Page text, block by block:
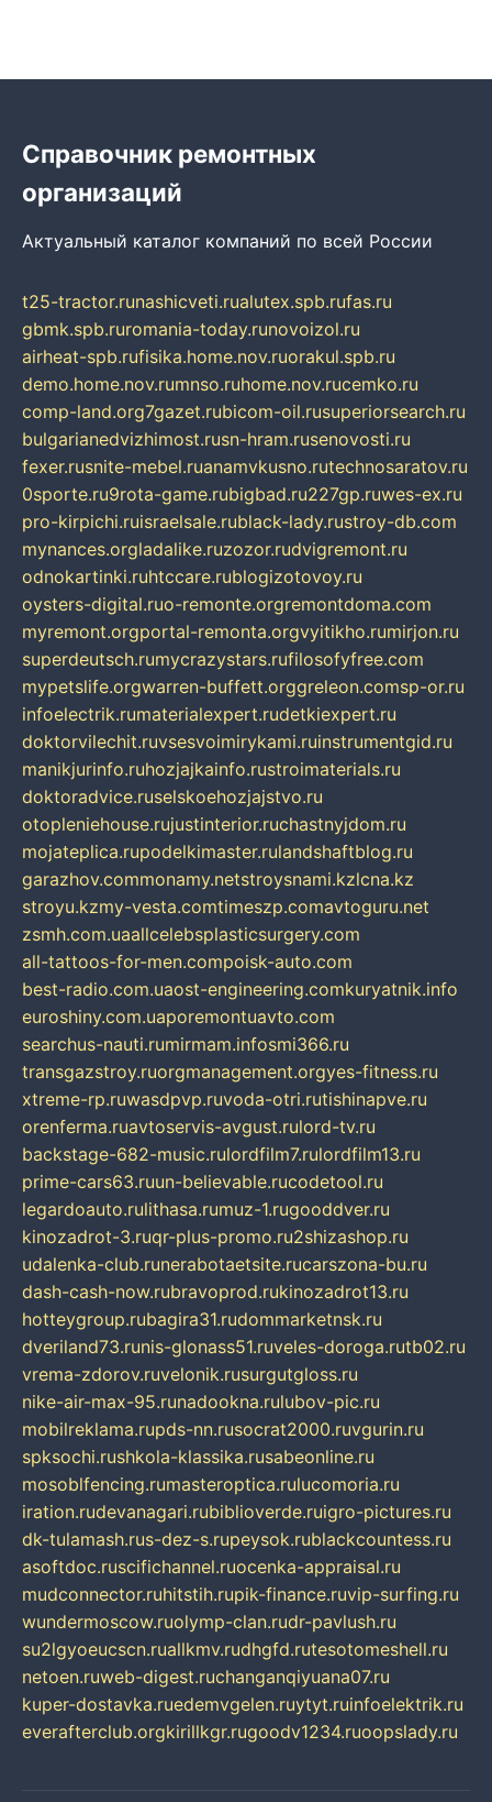
Справочник ремонтных
организаций
Актуальный каталог компаний по всей России
t25-tractor.runashicveti.rualutex.spb.rufas.ru
gbmk.spb.ruromania-today.runovoizol.ru
airheat-spb.rufisika.home.nov.ruorakul.spb.ru
demo.home.nov.rumnso.ruhome.nov.rucemko.ru
comp-land.org7gazet.rubicom-oil.rusuperiorsearch.ru
bulgarianedvizhimost.rusn-hram.rusenovosti.ru
fexer.rusnite-mebel.ruanamvkusno.rutechnosaratov.ru
0sporte.ru9rota-game.rubigbad.ru227gp.ruwes-ex.ru
pro-kirpichi.ruisraelsale.rublack-lady.rustroy-db.com
mynances.orgladalike.ruzozor.rudvigremont.ru
odnokartinki.ruhtccare.rublogizotovoy.ru
oysters-digital.ruo-remonte.orgremontdoma.com
myremont.orgportal-remonta.orgvyitikho.rumirjon.ru
superdeutsch.rumycrazystars.rufilosofyfree.com
mypetslife.orgwarren-buffett.orggreleon.comsp-or.ru
infoelectrik.rumaterialexpert.rudetkiexpert.ru
doktorvilechit.ruvsesvoimirykami.ruinstrumentgid.ru
manikjurinfo.ruhozjajkainfo.rustroimaterials.ru
doktoradvice.ruselskoehozjajstvo.ru
otopleniehouse.rujustinterior.ruchastnyjdom.ru
mojateplica.rupodelkimaster.rulandshaftblog.ru
garazhov.commonamy.netstroysnami.kzlcna.kz
stroyu.kzmy-vesta.comtimeszp.comavtoguru.net
zsmh.com.uaallcelebsplasticsurgery.com
all-tattoos-for-men.compoisk-auto.com
best-radio.com.uaost-engineering.comkuryatnik.info
euroshiny.com.uaporemontuavto.com
searchus-nauti.rumirmam.infosmi366.ru
transgazstroy.ruorgmanagement.orgyes-fitness.ru
xtreme-rp.ruwasdpvp.ruvoda-otri.rutishinapve.ru
orenferma.ruavtoservis-avgust.rulord-tv.ru
backstage-682-music.rulordfilm7.rulordfilm13.ru
prime-cars63.ruun-believable.rucodetool.ru
legardoauto.rulithasa.rumuz-1.rugooddver.ru
kinozadrot-3.ruqr-plus-promo.ru2shizashop.ru
udalenka-club.runerabotaetsite.rucarszona-bu.ru
dash-cash-now.rubravoprod.rukinozadrot13.ru
hotteygroup.rubagira31.rudommarketnsk.ru
dveriland73.runis-glonass51.ruveles-doroga.rutb02.ru
vrema-zdorov.ruvelonik.rusurgutgloss.ru
nike-air-max-95.runadookna.rulubov-pic.ru
mobilreklama.rupds-nn.rusocrat2000.ruvgurin.ru
spksochi.rushkola-klassika.rusabeonline.ru
mosoblfencing.rumasteroptica.rulucomoria.ru
iration.rudevanagari.rubiblioverde.ruigro-pictures.ru
dk-tulamash.rus-dez-s.rupeysok.rublackcountess.ru
asoftdoc.ruscifichannel.ruocenka-appraisal.ru
mudconnector.ruhitstih.rupik-finance.ruvip-surfing.ru
wundermoscow.ruolymp-clan.rudr-pavlush.ru
su2lgyoeucscn.ruallkmv.rudhgfd.rutesotomeshell.ru
netoen.ruweb-digest.ruchanganqiyuana07.ru
kuper-dostavka.ruedemvgelen.ruytyt.ruinfoelektrik.ru
everafterclub.orgkirillkgr.rugoodv1234.ruoopslady.ru